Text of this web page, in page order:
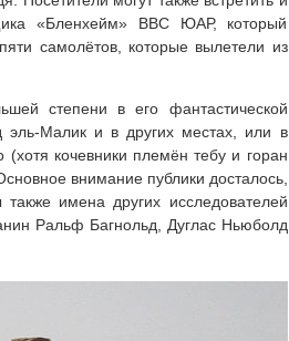
«Бленхейм» ВВС ЮАР, который
самолётов, которые вылетели из
степени в его фантастической
эль-Малик и в других местах, или в
(хотя кочевники племён тебу и горан
внимание публики досталось,
имена других исследователей
Ральф Багнольд, Дуглас Ньюболд